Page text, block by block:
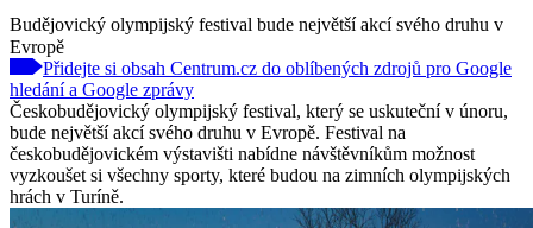
Budějovický olympijský festival bude největší akcí svého druhu v
Evropě
Přidejte si obsah Centrum.cz do oblíbených zdrojů pro Google
hledání a Google zprávy
Českobudějovický olympijský festival, který se uskuteční v únoru,
bude největší akcí svého druhu v Evropě. Festival na
českobudějovickém výstavišti nabídne návštěvníkům možnost
vyzkoušet si všechny sporty, které budou na zimních olympijských
hrách v Turíně.